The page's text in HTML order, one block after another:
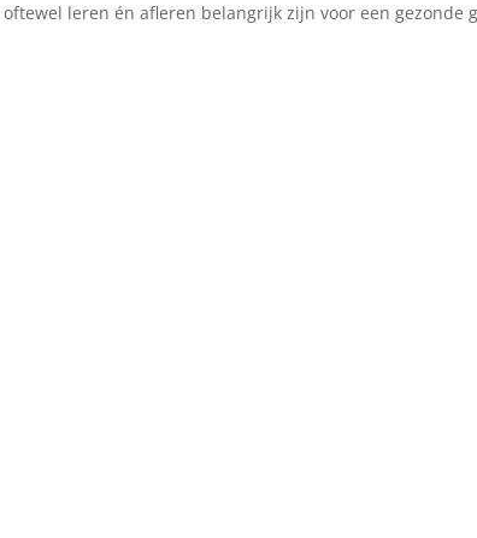
leren én afleren belangrijk zijn voor een gezonde